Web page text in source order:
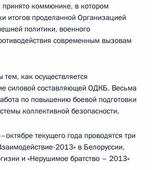
принято коммюнике, в котором
итогов проделанной Организацией
политики, военного
современным вызовам
как осуществляется
силовой составляющей ОДКБ. Весьма
по повышению боевой подготовки
коллективной безопасности.
текущего года проводятся три
2013» в Белоруссии,
и «Нерушимое братство – 2013»